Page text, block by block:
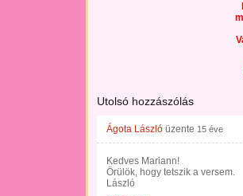
Utolsó hozzászólás
Ágota László üzente 15 éve
Kedves Mariann!
Örülök, hogy tetszik a versem.
László